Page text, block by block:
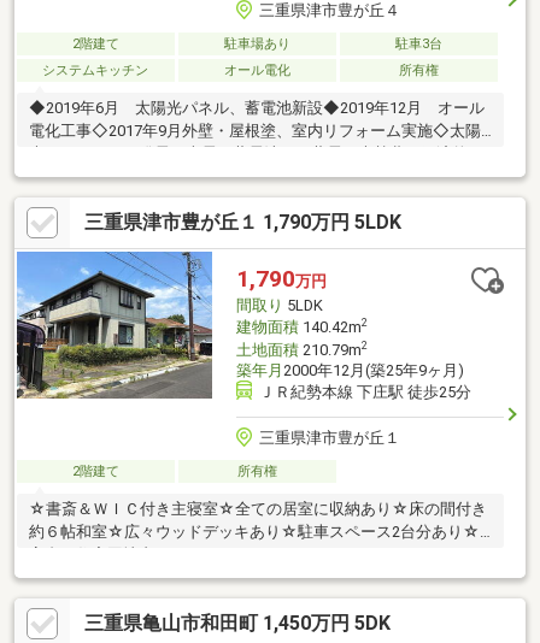
三重県津市豊が丘４
2階建て 駐車場あり
駐車3台
システムキッチン
オール電化 所有権
◆2019年6月 太陽光パネル、蓄電池新設◆2019年12月 オール
電化工事◇2017年9月外壁・屋根塗、室内リフォーム実施◇太陽
す！◇お庭は防草シート敷き込み済みで、除草の手間が省けま
す！◇室内は綺麗にご使用されております！
三重県津市豊が丘１ 1,790万円 5LDK
1,790万円
間取り 5LDK
建物面積140.42m2
土地面積210.79m2
築年月 2000年12月(築25年9ヶ月)
ＪＲ紀勢本線 下庄駅 徒歩25分
三重県津市豊が丘１
2階建て 所有権
☆書斎＆ＷＩＣ付き主寝室☆全ての居室に収納あり☆床の間付き
約６帖和室☆広々ウッドデッキあり☆駐車スペース2台分あり☆
三重県亀山市和田町 1,450万円 5DK